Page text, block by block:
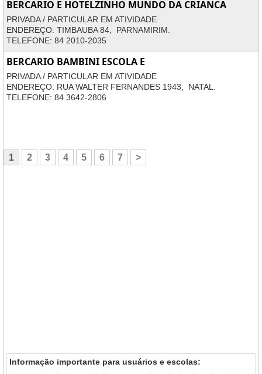
BERCARIO E HOTELZINHO MUNDO DA CRIANCA
PRIVADA / PARTICULAR EM ATIVIDADE
ENDEREÇO: TIMBAUBA 84, PARNAMIRIM.
TELEFONE: 84 2010-2035
BERCARIO BAMBINI ESCOLA E
PRIVADA / PARTICULAR EM ATIVIDADE
ENDEREÇO: RUA WALTER FERNANDES 1943, NATAL.
TELEFONE: 84 3642-2806
1 2 3 4 5 6 7 >
Informação importante para usuários e escolas: